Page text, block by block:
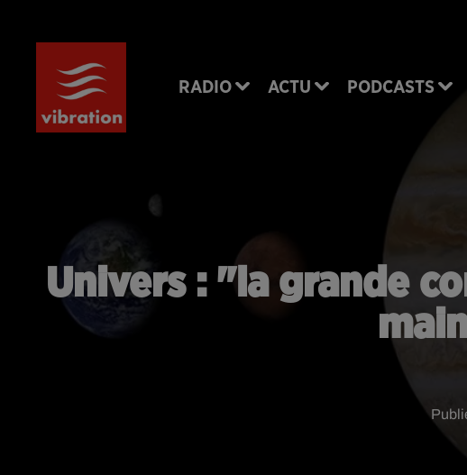
RADIO ACTU PODCASTS
Univers : "la grande